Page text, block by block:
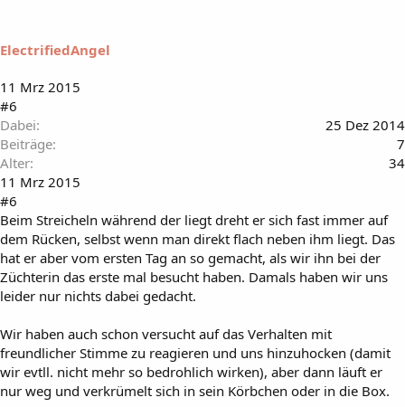
ElectrifiedAngel
11 Mrz 2015
#6
Dabei
25 Dez 2014
Beiträge
7
Alter
34
11 Mrz 2015
#6
Beim Streicheln während der liegt dreht er sich fast immer auf
dem Rücken, selbst wenn man direkt flach neben ihm liegt. Das
hat er aber vom ersten Tag an so gemacht, als wir ihn bei der
Züchterin das erste mal besucht haben. Damals haben wir uns
leider nur nichts dabei gedacht.
Wir haben auch schon versucht auf das Verhalten mit
freundlicher Stimme zu reagieren und uns hinzuhocken (damit
wir evtll. nicht mehr so bedrohlich wirken), aber dann läuft er
nur weg und verkrümelt sich in sein Körbchen oder in die Box.